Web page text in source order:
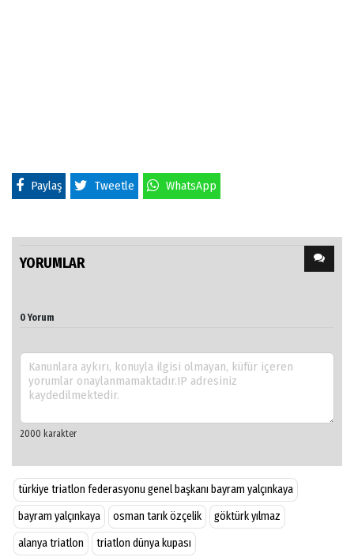
Paylaş Tweetle WhatsApp
YORUMLAR
0 Yorum
türkiye triatlon federasyonu genel başkanı bayram yalçınkaya
bayram yalçınkaya
osman tarık özçelik
göktürk yılmaz
alanya triatlon
triatlon dünya kupası